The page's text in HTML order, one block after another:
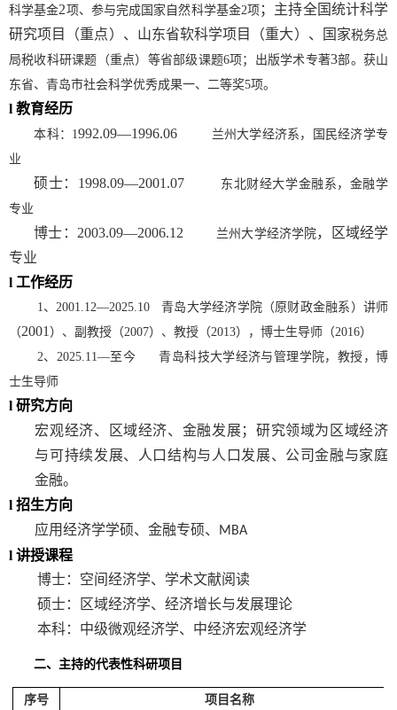
科学基金2项、参与完成国家自然科学基金2项 ；主持全国统计科学
研究项目（重点）、山东省软科学项目（重大）、国家税务总
局税收科研课题（重点）等省部级课题6项 ；出版学术专著3部。获山
东省、青岛市社会科学优秀成果一、二等奖5项。
l 教育经历
本科： 1992.09—1996.06
兰州大学经济系，国民经济学专
业
硕士： 1998.09—2001.07
东北财经大学金融系，金融学
专业
博士： 2003.09—2006.12 兰州大学经济学院，区域经学
专业
l 工作经历
1 、 2001.12—2025.10青岛大学经济学院（原财政金融系）讲师
（2001 ）、副教授（2007）、教授（2013），博士生导师（2016）
2、 2025.11 —至今 青岛科技大学经济与管理学院，教授，博
士生导师
l 研究方向
宏观经济、区域经济、金融发展； 研究领域为 区域经济
与可持续发展、
人口结构与人口发展、 公司金融与家庭
金融。
l 招生方向
应用经济学学硕、金融专硕、
MBA
l 讲授课程
博士：空间经济学、学术文献阅读
硕士：区域经济学、经济增长与发展理论
本科：中级微观经济学、中经济宏观经济学
二、 主持的代表性科研项目
序号 项目名称